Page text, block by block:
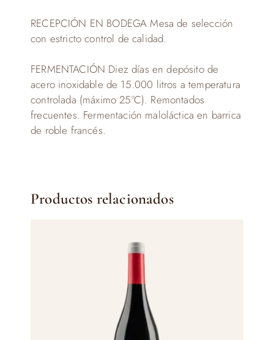
RECEPCIÓN EN BODEGA Mesa de selección
con estricto control de calidad.
FERMENTACIÓN Diez días en depósito de
acero inoxidable de 15.000 litros a temperatura
controlada (máximo 25°C). Remontados
frecuentes. Fermentación maloláctica en barrica
de roble francés.
Productos relacionados